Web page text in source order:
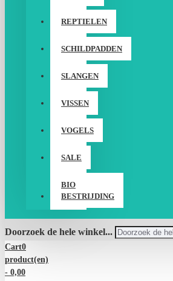
REPTIELEN
SCHILDPADDEN
SLANGEN
VISSEN
VOGELS
SALE
BIO
BESTRIJDING
Doorzoek de hele winkel...
Cart0
product(en)
- 0,00